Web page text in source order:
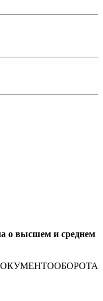
о высшем и среднем
ДОКУМЕНТООБОРОТА